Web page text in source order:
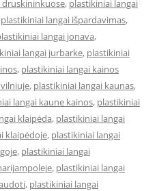
druskininkuose, plastikiniai langai
plastikiniai langai išpardavimas,
langai jonava,
langai jurbarke, plastikiniai
, plastikiniai langai kainos
, plastikiniai langai kaunas,
langai kaune kainos, plastikiniai
klaipėda, plastikiniai langai
klaipėdoje, plastikiniai langai
, plastikiniai langai
, plastikiniai langai
, plastikiniai langai